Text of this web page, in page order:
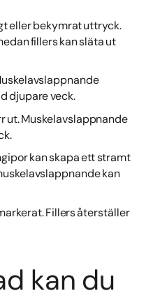
eller bekymrat uttryck.
fillers kan släta ut
djupare veck.
ut. Muskelavslappnande
kan skapa ett stramt
kan
Fillers återställer
kan du